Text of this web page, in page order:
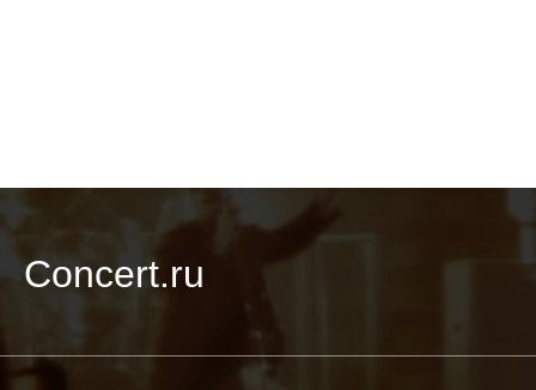
Concert.ru